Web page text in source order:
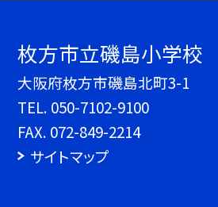
枚方市立磯島小学校
大阪府枚方市磯島北町3-1
TEL. 050-7102-9100
FAX. 072-849-2214
サイトマップ